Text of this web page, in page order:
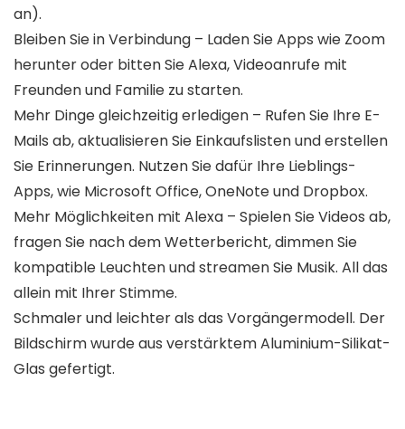
an).
Bleiben Sie in Verbindung – Laden Sie Apps wie Zoom
herunter oder bitten Sie Alexa, Videoanrufe mit
Freunden und Familie zu starten.
Mehr Dinge gleichzeitig erledigen – Rufen Sie Ihre E-
Mails ab, aktualisieren Sie Einkaufslisten und erstellen
Sie Erinnerungen. Nutzen Sie dafür Ihre Lieblings-
Apps, wie Microsoft Office, OneNote und Dropbox.
Mehr Möglichkeiten mit Alexa – Spielen Sie Videos ab,
fragen Sie nach dem Wetterbericht, dimmen Sie
kompatible Leuchten und streamen Sie Musik. All das
allein mit Ihrer Stimme.
Schmaler und leichter als das Vorgängermodell. Der
Bildschirm wurde aus verstärktem Aluminium-Silikat-
Glas gefertigt.